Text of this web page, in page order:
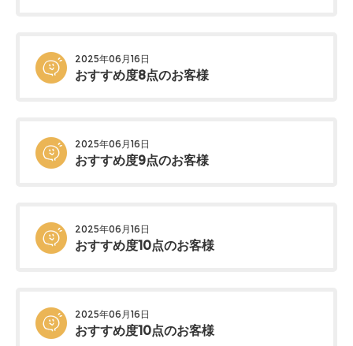
2025年06月16日
おすすめ度8点のお客様
2025年06月16日
おすすめ度9点のお客様
2025年06月16日
おすすめ度10点のお客様
2025年06月16日
おすすめ度10点のお客様